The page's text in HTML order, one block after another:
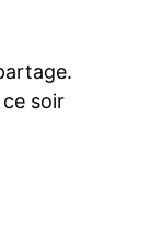
soir